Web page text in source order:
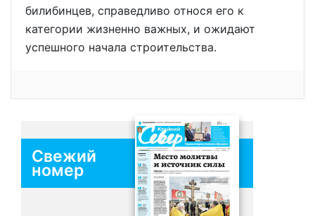
билибинцев, справедливо относя его к
категории жизненно важных, и ожидают
успешного начала строительства.
Свежий
номер